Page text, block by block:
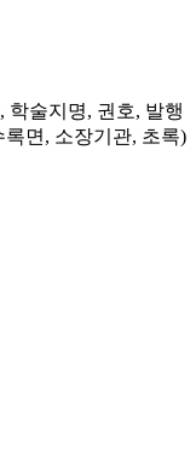
학술지명, 권호, 발행
면, 소장기관, 초록)